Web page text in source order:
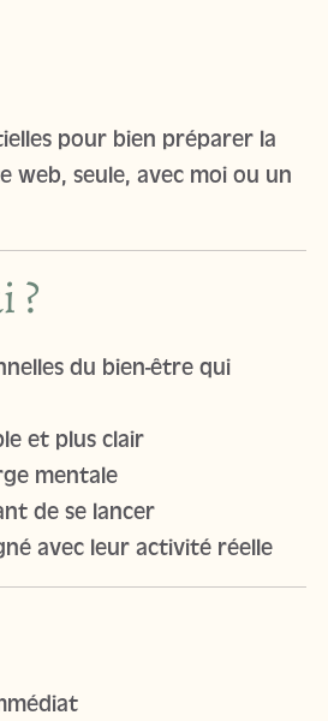
pour bien préparer la
web, seule, avec moi ou un
?
du bien-être qui
et plus clair
mentale
de se lancer
avec leur activité réelle